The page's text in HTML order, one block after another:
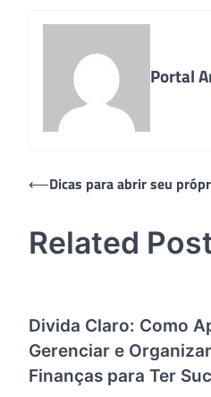
Portal
Navegação
Post
⟵Dicas para abrir seu
Related
Divida Claro: Como
Gerenciar e
Finanças para Ter